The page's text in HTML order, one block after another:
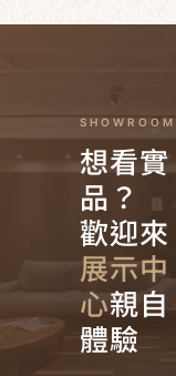
SHOWROOM
想看實
品？
歡迎來
展示中
心親自
體驗